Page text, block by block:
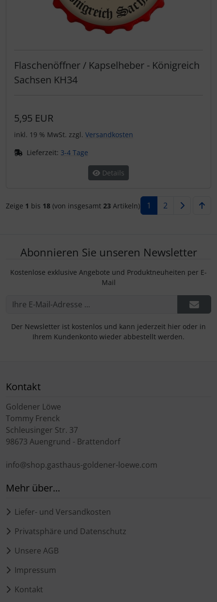
Flaschenöffner / Kapselheber - Königreich
Sachsen KH34
5,95 EUR
inkl. 19 % MwSt. zzgl. Versandkosten
Lieferzeit: 3-4 Tage
Details
Zeige 1 bis 18 (von insgesamt23 Artikeln) 1 2
Abonnieren Sie unseren Newsletter
Kostenlose exklusive Angebote und Produktneuheiten per E-
Mail
Der Newsletter ist kostenlos und kann jederzeit hier oder in
Ihrem Kundenkonto wieder abbestellt werden.
Kontakt
Goldener Löwe
Tommy Frenck
Schleusinger Str. 37
98673 Auengrund - Brattendorf
info@shop.gasthaus-goldener-loewe.com
Mehr über...
Liefer- und Versandkosten
Privatsphäre und Datenschutz
Unsere AGB
Impressum
Kontakt